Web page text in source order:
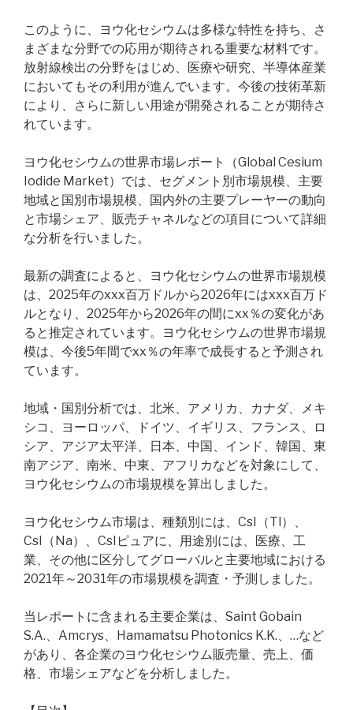
このように、ヨウ化セシウムは多様な特性を持ち、さ
まざまな分野での応用が期待される重要な材料です。
放射線検出の分野をはじめ、医療や研究、半導体産業
においてもその利用が進んでいます。今後の技術革新
により、さらに新しい用途が開発されることが期待さ
れています。
ヨウ化セシウムの世界市場レポート（Global Cesium
Iodide Market）では、セグメント別市場規模、主要
地域と国別市場規模、国内外の主要プレーヤーの動向
と市場シェア、販売チャネルなどの項目について詳細
な分析を行いました。
最新の調査によると、ヨウ化セシウムの世界市場規模
は、2025年のxxx百万ドルから2026年にはxxx百万ド
ルとなり、2025年から2026年の間にxx％の変化があ
ると推定されています。ヨウ化セシウムの世界市場規
模は、今後5年間でxx％の年率で成長すると予測され
ています。
地域・国別分析では、北米、アメリカ、カナダ、メキ
シコ、ヨーロッパ、ドイツ、イギリス、フランス、ロ
シア、アジア太平洋、日本、中国、インド、韓国、東
南アジア、南米、中東、アフリカなどを対象にして、
ヨウ化セシウムの市場規模を算出しました。
ヨウ化セシウム市場は、種類別には、CsI（Tl）、
CsI（Na）、CsIピュアに、用途別には、医療、工
業、その他に区分してグローバルと主要地域における
2021年～2031年の市場規模を調査・予測しました。
当レポートに含まれる主要企業は、Saint Gobain
S.A.、Amcrys、Hamamatsu Photonics K.K.、…など
があり、各企業のヨウ化セシウム販売量、売上、価
格、市場シェアなどを分析しました。